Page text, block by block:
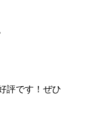
評です！ぜひ